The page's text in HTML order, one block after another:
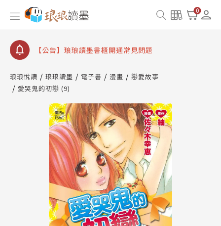
0
【公告】琅琅讀墨數位閱讀資產合併與書櫃開通申請
【公告】琅琅讀墨書櫃開通常見問題
【公告】琅琅讀墨 3 分鐘完成書櫃開通與資產合併申
請圖文教學
查詢
【公告】琅琅讀墨數位閱讀資產合併與書櫃開通申請
琅琅悅讀 琅琅讀墨 電子書 漫畫
戀愛故事
愛哭鬼的初戀 (9)